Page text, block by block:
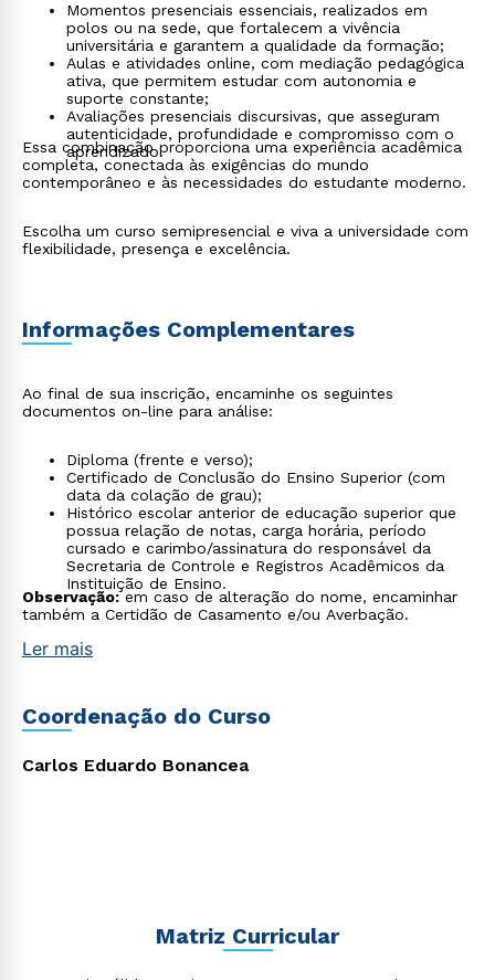
Momentos presenciais essenciais, realizados em
polos ou na sede, que fortalecem a vivência
universitária e garantem a qualidade da formação;
Aulas e atividades online, com mediação pedagógica
ativa, que permitem estudar com autonomia e
suporte constante;
Avaliações presenciais discursivas, que asseguram
autenticidade, profundidade e compromisso com o
aprendizado.
Essa combinação proporciona uma experiência acadêmica
completa, conectada às exigências do mundo
contemporâneo e às necessidades do estudante moderno.
Escolha um curso semipresencial e viva a universidade com
flexibilidade, presença e excelência.
Informações Complementares
Ao final de sua inscrição, encaminhe os seguintes
documentos on-line para análise:
Diploma (frente e verso);
Certificado de Conclusão do Ensino Superior (com
data da colação de grau);
Histórico escolar anterior de educação superior que
possua relação de notas, carga horária, período
cursado e carimbo/assinatura do responsável da
Secretaria de Controle e Registros Acadêmicos da
Instituição de Ensino.
Observação:em caso de alteração do nome, encaminhar
também a Certidão de Casamento e/ou Averbação.
Ler mais
Coordenação do Curso
Carlos Eduardo Bonancea
Matriz Curricular